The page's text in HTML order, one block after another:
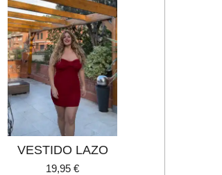
VESTIDO LAZO
19,95 €